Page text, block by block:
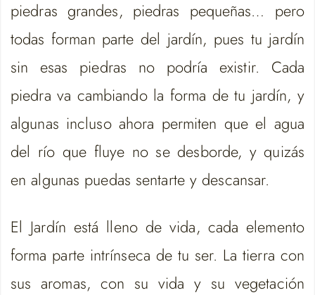
piedras grandes, piedras pequeñas… pero
todas forman parte del jardín, pues tu jardín
sin esas piedras no podría existir. Cada
piedra va cambiando la forma de tu jardín, y
algunas incluso ahora permiten que el agua
del río que fluye no se desborde, y quizás
en algunas puedas sentarte y descansar.
El Jardín está lleno de vida, cada elemento
forma parte intrínseca de tu ser. La tierra con
sus aromas, con su vida y su vegetación